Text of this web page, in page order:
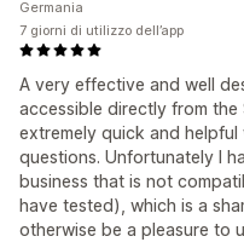
A very effective and well
accessible directly from
extremely quick and helpful
questions. Unfortunately I
business that is not
have tested), which is a
otherwise be a pleasure to
Germania
7 giorni di utilizzo dell’app